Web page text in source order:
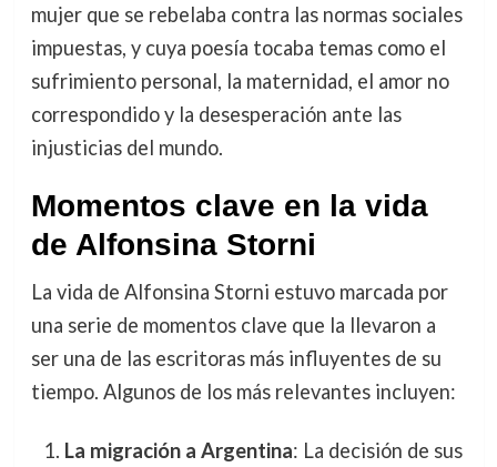
mujer que se rebelaba contra las normas sociales
impuestas, y cuya poesía tocaba temas como el
sufrimiento personal, la maternidad, el amor no
correspondido y la desesperación ante las
injusticias del mundo.
Momentos clave en la vida
de Alfonsina Storni
La vida de Alfonsina Storni estuvo marcada por
una serie de momentos clave que la llevaron a
ser una de las escritoras más influyentes de su
tiempo. Algunos de los más relevantes incluyen:
La migración a Argentina: La decisión de sus